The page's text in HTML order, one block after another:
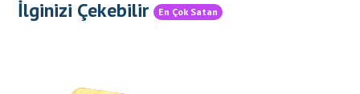
İlginizi Çekebilir En Çok Satan